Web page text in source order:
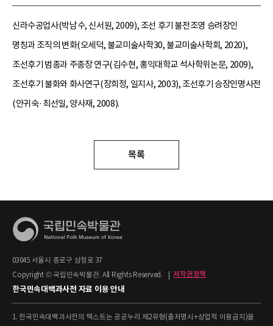
신라수공업사(박남수, 신서원, 2009), 조선 후기 불전조영 승려장인
명칭과 조직의 변화(오세덕, 불교미술사학30, 불교미술사학회, 2020),
조선후기 범종과 주종장 연구(김수현, 홍익대학교 석사학위논문, 2009),
조선후기 불화와 화사연구(장희정, 일지사, 2003), 조선후기 승장인명사전
(안귀숙·최선일, 양사재, 2008).
목록
03045 서울시 종로구 삼청로 37
Copyright © 국립민속박물관. All Rights Reserved.
저작권정책
한국민속대백과사전 자료 이용 안내
1. 한국민속대백과사전의 텍스트는 공공누리 제2유형(출처명시+상업적 이용금지)을